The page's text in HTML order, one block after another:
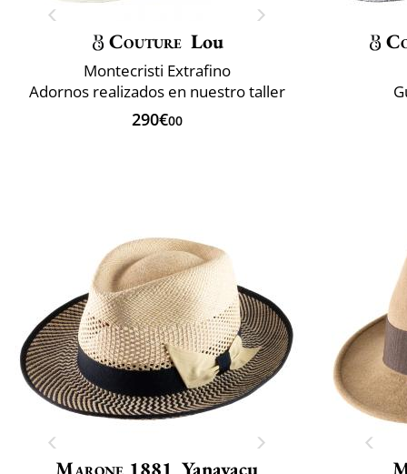
Couture Lou
Montecristi Extrafino
Adornos realizados en nuestro taller
290€00